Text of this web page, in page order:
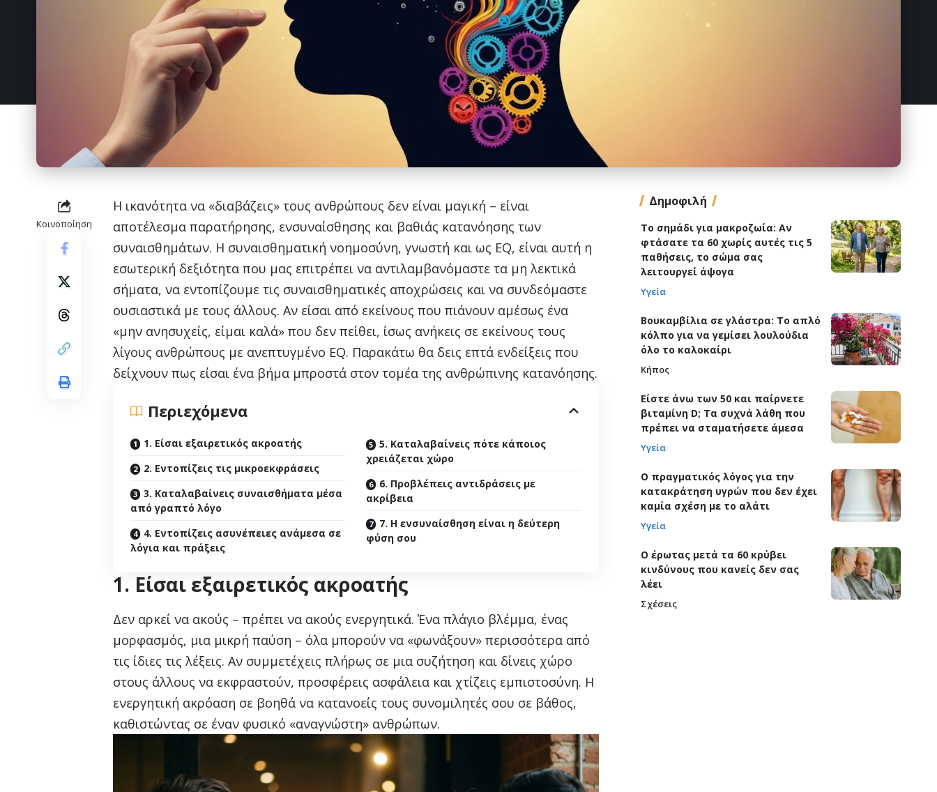
Κοινοποίηση
Η ικανότητα να «διαβάζεις» τους ανθρώπους δεν είναι μαγική – είναι
αποτέλεσμα παρατήρησης, ενσυναίσθησης και βαθιάς κατανόησης των
συναισθημάτων. Η συναισθηματική νοημοσύνη, γνωστή και ως EQ, είναι αυτή η
εσωτερική δεξιότητα που μας επιτρέπει να αντιλαμβανόμαστε τα μη λεκτικά
σήματα, να εντοπίζουμε τις συναισθηματικές αποχρώσεις και να συνδεόμαστε
ουσιαστικά με τους άλλους. Αν είσαι από εκείνους που πιάνουν αμέσως ένα
«μην ανησυχείς, είμαι καλά» που δεν πείθει, ίσως ανήκεις σε εκείνους τους
λίγους ανθρώπους με ανεπτυγμένο EQ. Παρακάτω θα δεις επτά ενδείξεις που
δείχνουν πως είσαι ένα βήμα μπροστά στον τομέα της ανθρώπινης κατανόησης.
Περιεχόμενα
1. Είσαι εξαιρετικός ακροατής
2. Εντοπίζεις τις μικροεκφράσεις
3. Καταλαβαίνεις συναισθήματα μέσα
από γραπτό λόγο
4. Εντοπίζεις ασυνέπειες ανάμεσα σε
λόγια και πράξεις
5. Καταλαβαίνεις πότε κάποιος
χρειάζεται χώρο
6. Προβλέπεις αντιδράσεις με
ακρίβεια
7. Η ενσυναίσθηση είναι η δεύτερη
φύση σου
1. Είσαι εξαιρετικός ακροατής
Δεν αρκεί να ακούς – πρέπει να ακούς ενεργητικά. Ένα πλάγιο βλέμμα, ένας
μορφασμός, μια μικρή παύση – όλα μπορούν να «φωνάξουν» περισσότερα από
τις ίδιες τις λέξεις. Αν συμμετέχεις πλήρως σε μια συζήτηση και δίνεις χώρο
στους άλλους να εκφραστούν, προσφέρεις ασφάλεια και χτίζεις εμπιστοσύνη. Η
ενεργητική ακρόαση σε βοηθά να κατανοείς τους συνομιλητές σου σε βάθος,
καθιστώντας σε έναν φυσικό «αναγνώστη» ανθρώπων.
Δημοφιλή
Το σημάδι για μακροζωία: Αν
φτάσατε τα 60 χωρίς αυτές τις 5
παθήσεις, το σώμα σας
λειτουργεί άψογα
Υγεία
Βουκαμβίλια σε γλάστρα: Το απλό
κόλπο για να γεμίσει λουλούδια
όλο το καλοκαίρι
Κήπος
Είστε άνω των 50 και παίρνετε
βιταμίνη D; Τα συχνά λάθη που
πρέπει να σταματήσετε άμεσα
Υγεία
Ο πραγματικός λόγος για την
κατακράτηση υγρών που δεν έχει
καμία σχέση με το αλάτι
Υγεία
Ο έρωτας μετά τα 60 κρύβει
κινδύνους που κανείς δεν σας
λέει
Σχέσεις